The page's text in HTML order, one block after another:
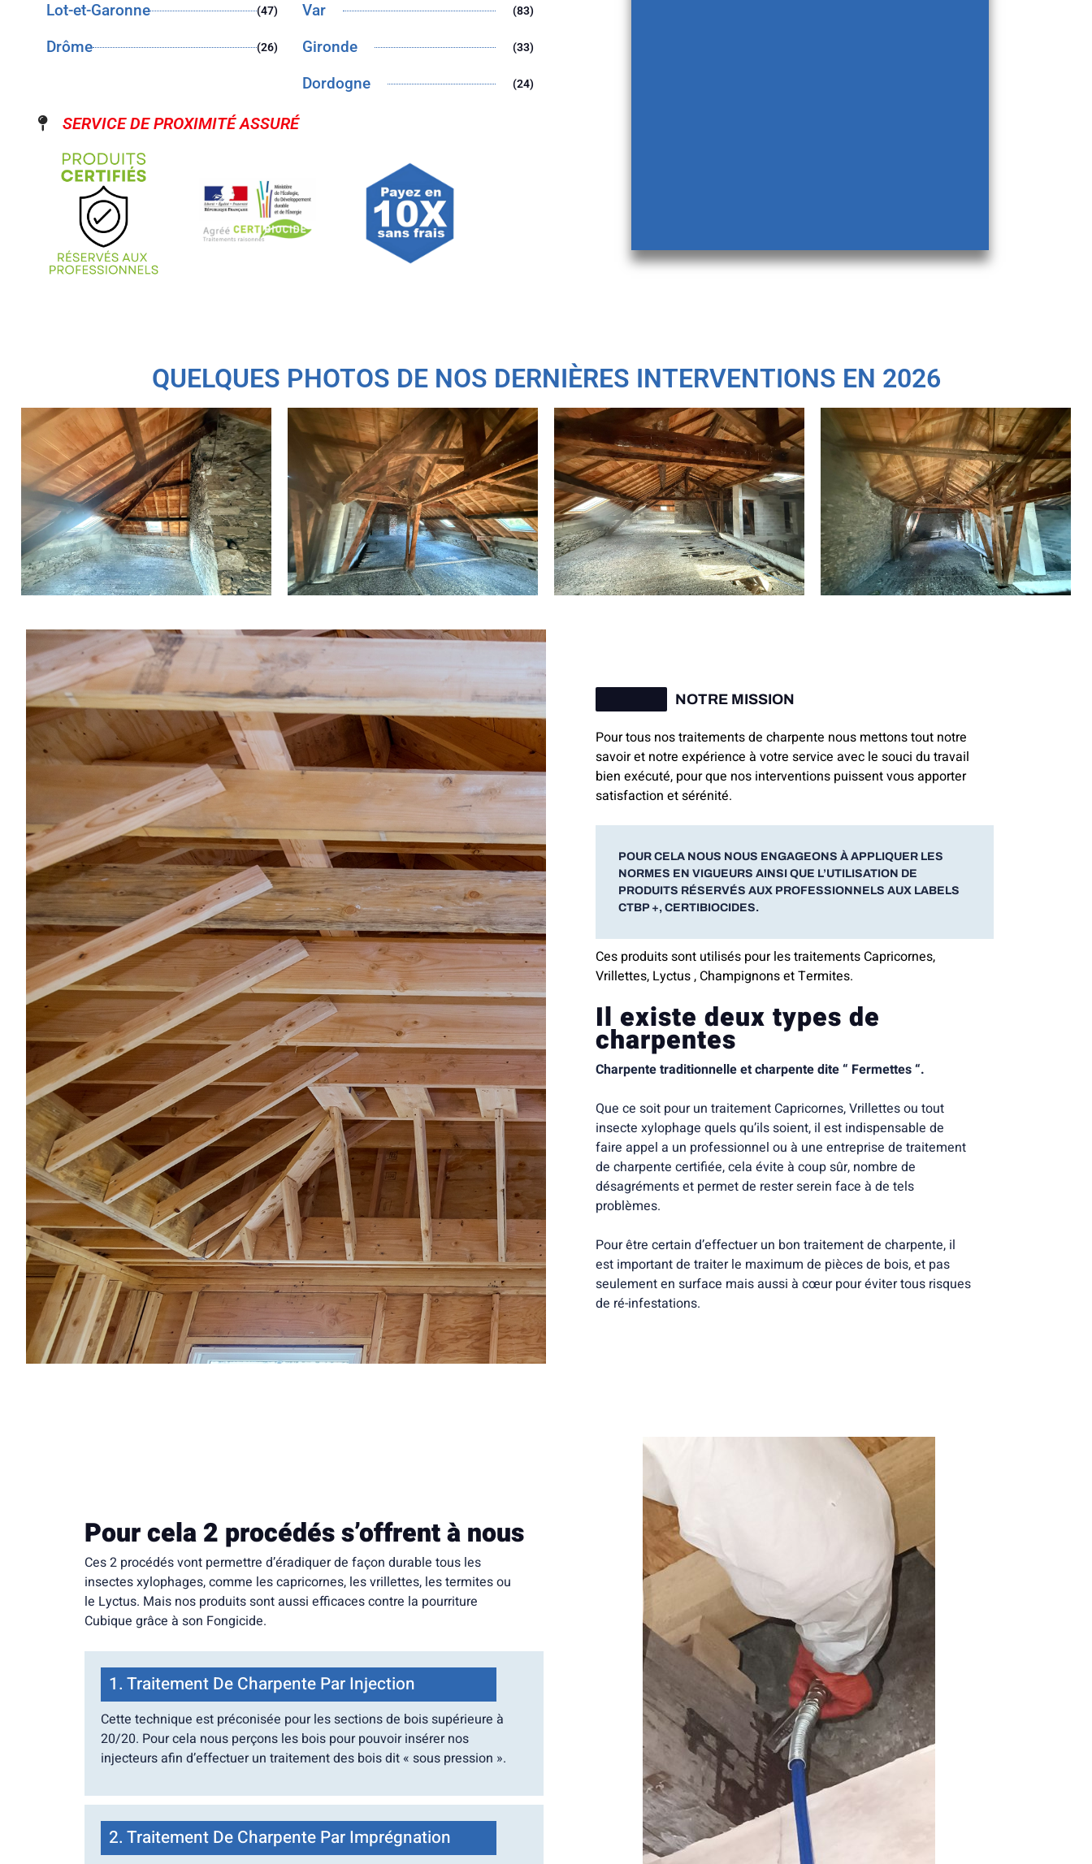
Lot-et-Garonne (47)
Drôme (26)
Var (83)
Gironde (33)
Dordogne (24)
SERVICE DE PROXIMITÉ ASSURÉ
QUELQUES PHOTOS DE NOS DERNIÈRES INTERVENTIONS EN 2026
NOTRE MISSION
Pour tous nos traitements de charpente nous mettons tout notre
savoir et notre expérience à votre service avec le souci du travail
bien exécuté, pour que nos interventions puissent vous apporter
satisfaction et sérénité.
POUR CELA NOUS NOUS ENGAGEONS À APPLIQUER LES
NORMES EN VIGUEURS AINSI QUE L’UTILISATION DE
PRODUITS RÉSERVÉS AUX PROFESSIONNELS AUX LABELS
CTBP +, CERTIBIOCIDES.
Ces produits sont utilisés pour les traitements Capricornes,
Vrillettes, Lyctus , Champignons et Termites.
Il existe deux types de
charpentes
Charpente traditionnelle et charpente dite “ Fermettes “.
Que ce soit pour un traitement Capricornes, Vrillettes ou tout
insecte xylophage quels qu’ils soient, il est indispensable de
faire appel a un professionnel ou à une entreprise de traitement
de charpente certifiée, cela évite à coup sûr, nombre de
désagréments et permet de rester serein face à de tels
problèmes.
Pour être certain d’effectuer un bon traitement de charpente, il
est important de traiter le maximum de pièces de bois, et pas
seulement en surface mais aussi à cœur pour éviter tous risques
de ré-infestations.
Pour cela 2 procédés s’offrent à nous
Ces 2 procédés vont permettre d’éradiquer de façon durable tous les
insectes xylophages, comme les capricornes, les vrillettes, les termites ou
le Lyctus. Mais nos produits sont aussi efficaces contre la pourriture
Cubique grâce à son Fongicide.
1. Traitement De Charpente Par Injection
Cette technique est préconisée pour les sections de bois supérieure à
20/20. Pour cela nous perçons les bois pour pouvoir insérer nos
injecteurs afin d’effectuer un traitement des bois dit « sous pression ».
2. Traitement De Charpente Par Imprégnation